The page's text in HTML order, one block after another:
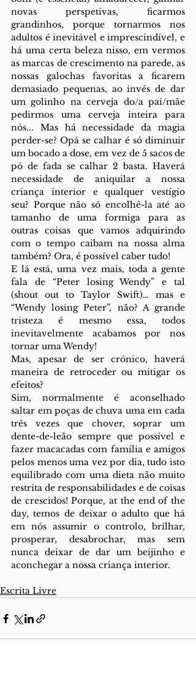
novas perspetivas, ficarmos
grandinhos, porque tornarmos nos
adultos é inevitável e imprescindível, e
há uma certa beleza nisso, em vermos
as marcas de crescimento na parede, as
nossas galochas favoritas a ficarem
demasiado pequenas, ao invés de dar
um golinho na cerveja do/a pai/mãe
pedirmos uma cerveja inteira para
nós... Mas há necessidade da magia
perder-se? Opá se calhar é só diminuir
um bocado a dose, em vez de 5 sacos de
pó de fada se calhar 2 basta. Haverá
necessidade de aniquilar a nossa
criança interior e qualquer vestígio
seu? Porque não só encolhê-la até ao
tamanho de uma formiga para as
outras coisas que vamos adquirindo
com o tempo caibam na nossa alma
também? Ora, é possível caber tudo!
E lá está, uma vez mais, toda a gente
fala de “Peter losing Wendy” e tal
(shout out to Taylor Swift)… mas e
“Wendy losing Peter”, não? A grande
tristeza é mesmo essa, todos
inevitavelmente acabamos por nos
tornar uma Wendy!
Mas, apesar de ser crónico, haverá
maneira de retroceder ou mitigar os
efeitos?
Sim, normalmente é aconselhado
saltar em poças de chuva uma em cada
três vezes que chover, soprar um
dente-de-leão sempre que possível e
fazer macacadas com família e amigos
pelos menos uma vez por dia, tudo isto
equilibrado com uma dieta não muito
restrita de responsabilidades e de coisas
de crescidos! Porque, at the end of the
day, temos de deixar o adulto que há
em nós assumir o controlo, brilhar,
prosperar, desabrochar, mas sem
nunca deixar de dar um beijinho e
aconchegar a nossa criança interior.
Escrita Livre